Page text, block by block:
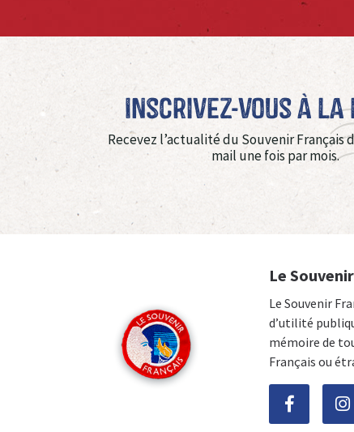
Inscrivez-vous à
Recevez l’actualité du Souvenir Français
mail une fois par mois.
Le
Le Souvenir
d’utilité
mémoire de
Français ou